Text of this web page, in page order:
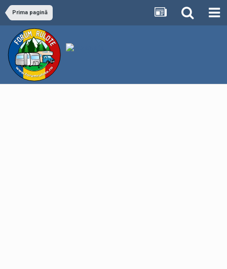
Prima pagină